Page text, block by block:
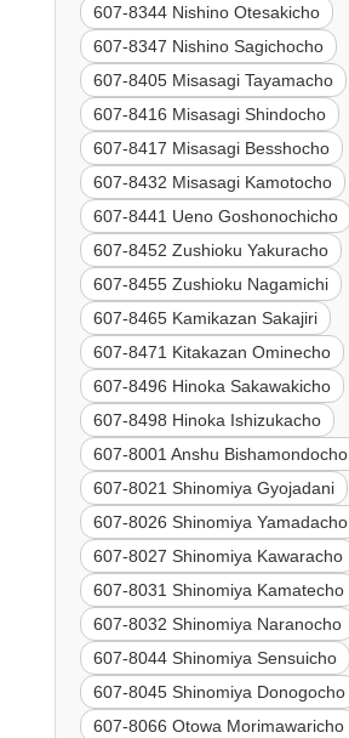
607-8344 Nishino Otesakicho
607-8347 Nishino Sagichocho
607-8405 Misasagi Tayamacho
607-8416 Misasagi Shindocho
607-8417 Misasagi Besshocho
607-8432 Misasagi Kamotocho
607-8441 Ueno Goshonochicho
607-8452 Zushioku Yakuracho
607-8455 Zushioku Nagamichi
607-8465 Kamikazan Sakajiri
607-8471 Kitakazan Ominecho
607-8496 Hinoka Sakawakicho
607-8498 Hinoka Ishizukacho
607-8001 Anshu Bishamondocho
607-8021 Shinomiya Gyojadani
607-8026 Shinomiya Yamadacho
607-8027 Shinomiya Kawaracho
607-8031 Shinomiya Kamatecho
607-8032 Shinomiya Naranocho
607-8044 Shinomiya Sensuicho
607-8045 Shinomiya Donogocho
607-8066 Otowa Morimawaricho